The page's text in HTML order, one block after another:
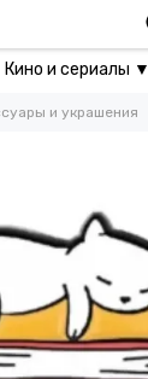
Кино и сериалы ▼
и украшения